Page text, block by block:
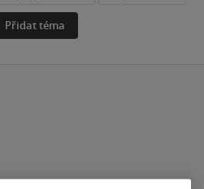
Přidat téma